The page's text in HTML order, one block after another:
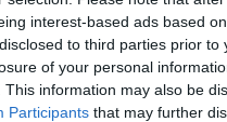
interest-based ads based
to third parties prior
of your personal
This information may also be
Participants that may further
τρίμηνο του
συνιστώσες της
οι επενδύσεις, ενώ η